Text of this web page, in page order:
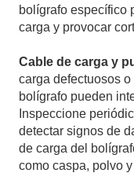
bolígrafo específico
carga y provocar
Cable de carga y
carga defectuosos
bolígrafo pueden
Inspeccione
detectar signos de
de carga del
como caspa, polvo